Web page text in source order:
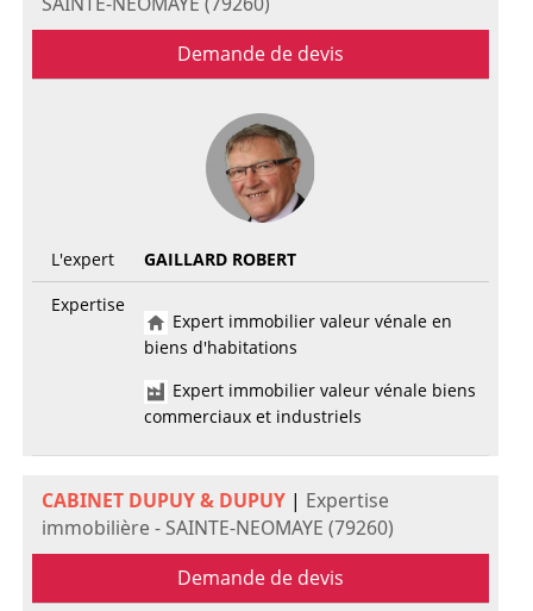
Demande de devis
L'expert
GAILLARD ROBERT
Expertise
Expert immobilier valeur vénale en
biens d'habitations
Expert immobilier valeur vénale biens
commerciaux et industriels
CABINET DUPUY & DUPUY| Expertise
immobilière - SAINTE-NEOMAYE (79260)
Demande de devis